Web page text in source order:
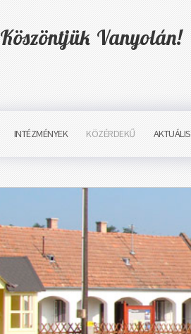
Köszöntjük Vanyolán!
INTÉZMÉNYEK KÖZÉRDEKŰ AKTUÁLIS